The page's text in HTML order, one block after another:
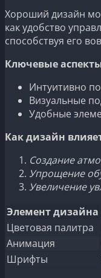
Хороший дизайн
как удобство
способствуя его
Ключевые
Интуитивно
Визуальные
Удобные
Как дизайн
Создание
Упрощение
Увеличение
Элемент дизайна
Цветовая палитра
Анимация
Шрифты